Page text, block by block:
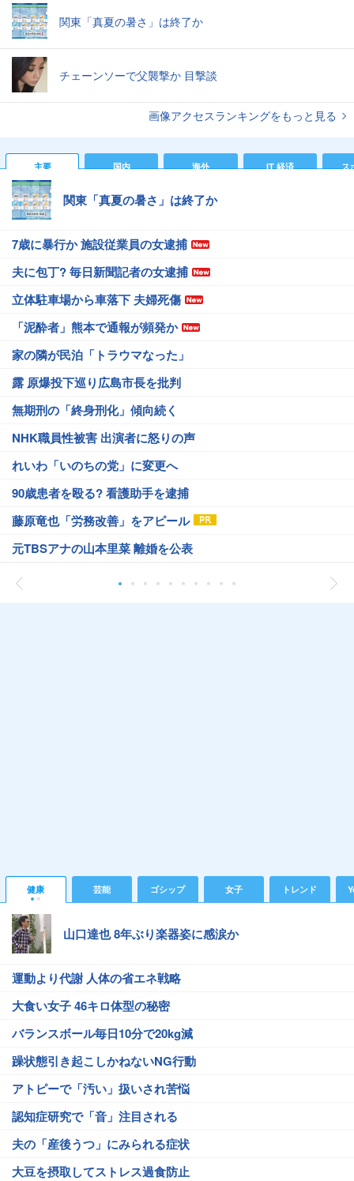
関東「真夏の暑さ」は終了か
チェーンソーで父襲撃か 目撃談
画像アクセスランキングをもっと見る
主要 国内 海外 IT 経済 ス
関東「真夏の暑さ」は終了か
7歳に暴行か 施設従業員の女逮捕
夫に包丁? 毎日新聞記者の女逮捕
立体駐車場から車落下 夫婦死傷
「泥酔者」熊本で通報が頻発か
家の隣が民泊「トラウマなった」
露 原爆投下巡り広島市長を批判
無期刑の「終身刑化」傾向続く
NHK職員性被害 出演者に怒りの声
れいわ「いのちの党」に変更へ
90歳患者を殴る? 看護助手を逮捕
藤原竜也「労務改善」をアピール
元TBSアナの山本里菜 離婚を公表
健康 芸能 ゴシップ 女子 トレンド
山口達也 8年ぶり楽器姿に感涙か
運動より代謝 人体の省エネ戦略
大食い女子 46キロ体型の秘密
バランスボール毎日10分で20kg減
躁状態引き起こしかねないNG行動
アトピーで「汚い」扱いされ苦悩
認知症研究で「音」注目される
夫の「産後うつ」にみられる症状
大豆を摂取してストレス過食防止